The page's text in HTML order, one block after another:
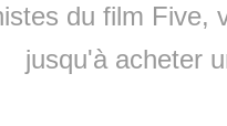
du film Five,
jusqu'à acheter